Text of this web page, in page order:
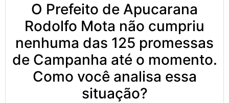
O Prefeito de Apucarana
Rodolfo Mota não cumpriu
nenhuma das 125 promessas
de Campanha até o momento.
Como você analisa essa
situação?